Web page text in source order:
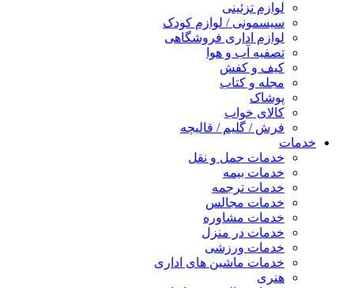
لوازم تزئینی
سیسمونی / لوازم کودک
لوازم اداری فروشگاهی
تصفیه آب و هوا
کیف و کفش
مجله و کتاب
پوشاک
کالای خواب
فرش / گلیم / قالیچه
خدمات
خدمات حمل و نقل
خدمات بیمه
خدمات ترجمه
خدمات مجالس
خدمات مشاوره
خدمات در منزل
خدمات ورزشی
خدمات ماشین های اداری
هنری